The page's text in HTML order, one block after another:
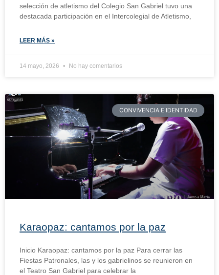
selección de atletismo del Colegio San Gabriel tuvo una
destacada participación en el Intercolegial de Atletismo,
LEER MÁS »
14 mayo, 2026 No hay comentarios
CONVIVENCIA E IDENTIDAD
Karaopaz: cantamos por la paz
Inicio Karaopaz: cantamos por la paz Para cerrar las
Fiestas Patronales, las y los gabrielinos se reunieron en
el Teatro San Gabriel para celebrar la